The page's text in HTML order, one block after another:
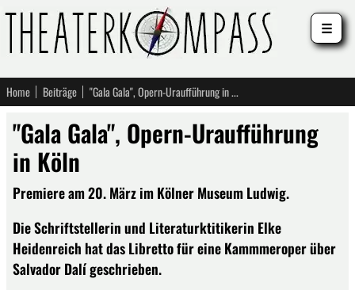
Home Beiträge "Gala Gala", Opern-Uraufführung in Köln
"Gala Gala", Opern-Uraufführung
in Köln
Premiere am 20. März im Kölner Museum Ludwig.
Die Schriftstellerin und Literaturktitikerin Elke
Heidenreich hat das Libretto für eine Kammmeroper über
Salvador Dalí geschrieben.
☰